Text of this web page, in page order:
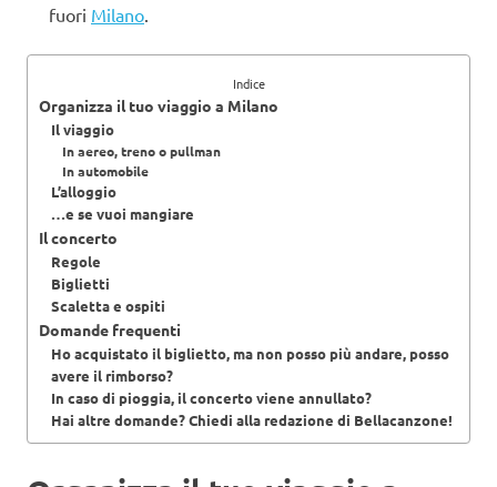
fuori Milano
Indice
Organizza il tuo viaggio a Milano
Il viaggio
In aereo, treno o pullman
In automobile
L’alloggio
…e se vuoi mangiare
Il concerto
Regole
Biglietti
Scaletta e ospiti
Domande frequenti
Ho acquistato il biglietto, ma non posso più andare, posso
avere il rimborso?
In caso di pioggia, il concerto viene annullato?
Hai altre domande? Chiedi alla redazione di Bellacanzone!